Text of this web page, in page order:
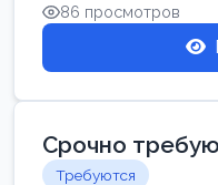
86 просмотров
Срочно
Требуются